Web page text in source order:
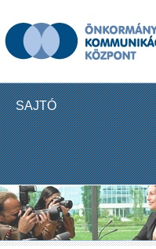
SAJTÓ